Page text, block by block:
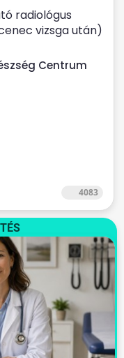
radiológus
vizsga után)
Centrum
4083